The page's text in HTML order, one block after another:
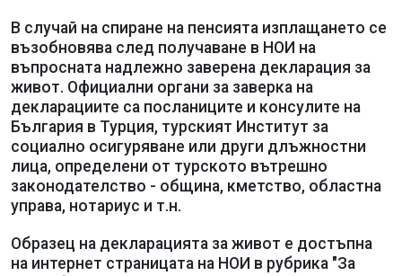
В случай на спиране на пенсията изплащането се
възобновява след получаване в НОИ на
въпросната надлежно заверена декларация за
живот. Официални органи за заверка на
декларациите са посланиците и консулите на
България в Турция, турският Институт за
социално осигуряване или други длъжностни
лица, определени от турското вътрешно
законодателство - община, кметство, областна
управа, нотариус и т.н.
Образец на декларацията за живот е достъпна
на интернет страницата на НОИ в рубрика "За